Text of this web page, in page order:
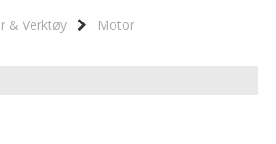
& Verktøy Motor